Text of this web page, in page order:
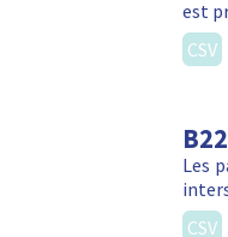
est
CSV
Les
CSV